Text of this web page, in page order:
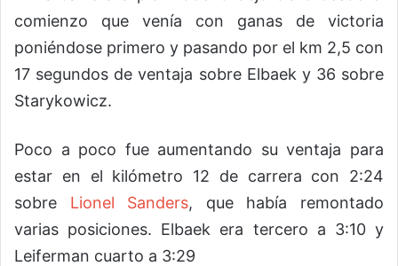
comienzo que venía con ganas de victoria
poniéndose primero y pasando por el km 2,5 con
17 segundos de ventaja sobre Elbaek y 36 sobre
Starykowicz.
Poco a poco fue aumentando su ventaja para
estar en el kilómetro 12 de carrera con 2:24
sobre Lionel Sanders, que había remontado
varias posiciones. Elbaek era tercero a 3:10 y
Leiferman cuarto a 3:29